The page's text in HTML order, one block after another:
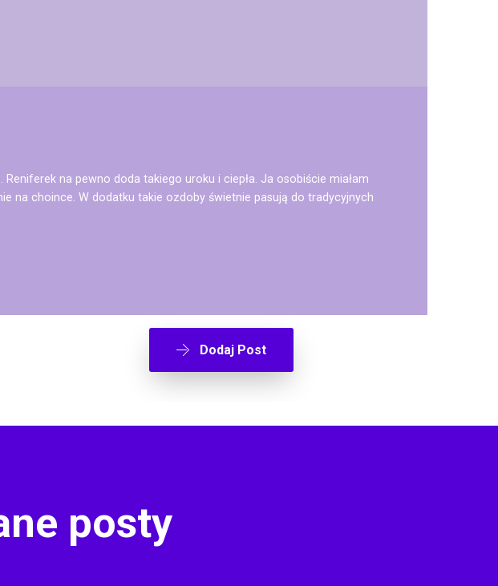
na pewno doda takiego uroku i ciepła. Ja osobiście miałam
na choince. W dodatku takie ozdoby świetnie pasują do tradycyjnych
Dodaj Post
posty